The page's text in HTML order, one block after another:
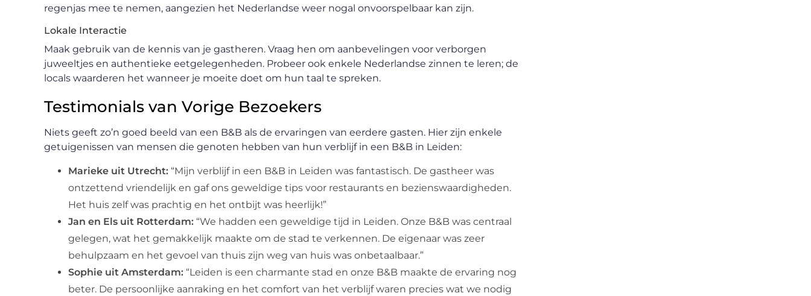
regenjas mee te nemen, aangezien het Nederlandse weer nogal onvoorspelbaar kan zijn.
Lokale Interactie
Maak gebruik van de kennis van je gastheren. Vraag hen om aanbevelingen voor verborgen
juweeltjes en authentieke eetgelegenheden. Probeer ook enkele Nederlandse zinnen te leren; de
locals waarderen het wanneer je moeite doet om hun taal te spreken.
Testimonials van Vorige Bezoekers
Niets geeft zo’n goed beeld van een B&B als de ervaringen van eerdere gasten. Hier zijn enkele
getuigenissen van mensen die genoten hebben van hun verblijf in een B&B in Leiden:
Marieke uit Utrecht: “Mijn verblijf in een B&B in Leiden was fantastisch. De gastheer was
ontzettend vriendelijk en gaf ons geweldige tips voor restaurants en bezienswaardigheden.
Het huis zelf was prachtig en het ontbijt was heerlijk!”
Jan en Els uit Rotterdam: “We hadden een geweldige tijd in Leiden. Onze B&B was centraal
gelegen, wat het gemakkelijk maakte om de stad te verkennen. De eigenaar was zeer
behulpzaam en het gevoel van thuis zijn weg van huis was onbetaalbaar.”
Sophie uit Amsterdam: “Leiden is een charmante stad en onze B&B maakte de ervaring nog
beter. De persoonlijke aanraking en het comfort van het verblijf waren precies wat we nodig